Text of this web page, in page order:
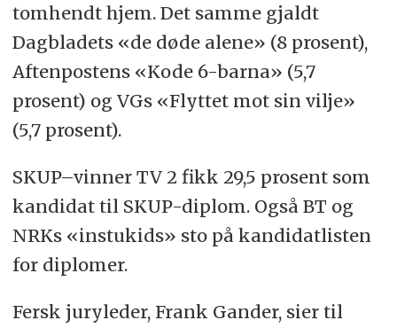
tomhendt hjem. Det samme gjaldt
Dagbladets «de døde alene» (8 prosent),
Aftenpostens «Kode 6-barna» (5,7
prosent) og VGs «Flyttet mot sin vilje»
(5,7 prosent).
SKUP–vinner TV 2 fikk 29,5 prosent som
kandidat til SKUP-diplom. Også BT og
NRKs «instukids» sto på kandidatlisten
for diplomer.
Fersk juryleder, Frank Gander, sier til